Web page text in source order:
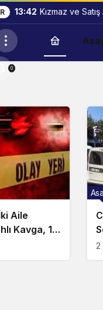
13:42 Kızmaz ve
0
Aile
Kavga, 1
2